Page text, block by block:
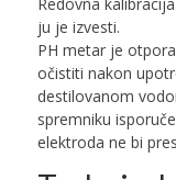
ju je izvesti.
PH metar je
očistiti nakon
destilovanom
spremniku
elektroda ne bi